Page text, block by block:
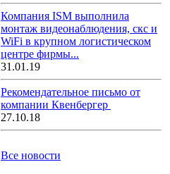
Компания ISM выполнила
монтаж видеонаблюдения, скс и
WiFi в крупном логистическом
центре фирмы...
31.01.19
Рекомендательное письмо от
компании Квенбергер
27.10.18
Все новости